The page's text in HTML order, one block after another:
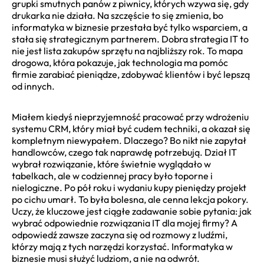
grupki smutnych panów z piwnicy, których wzywa się, gdy
drukarka nie działa. Na szczęście to się zmienia, bo
informatyka w biznesie przestała być tylko wsparciem, a
stała się strategicznym partnerem. Dobra strategia IT to
nie jest lista zakupów sprzętu na najbliższy rok. To mapa
drogowa, która pokazuje, jak technologia ma pomóc
firmie zarabiać pieniądze, zdobywać klientów i być lepszą
od innych.
Miałem kiedyś nieprzyjemność pracować przy wdrożeniu
systemu CRM, który miał być cudem techniki, a okazał się
kompletnym niewypałem. Dlaczego? Bo nikt nie zapytał
handlowców, czego tak naprawdę potrzebują. Dział IT
wybrał rozwiązanie, które świetnie wyglądało w
tabelkach, ale w codziennej pracy było toporne i
nielogiczne. Po pół roku i wydaniu kupy pieniędzy projekt
po cichu umarł. To była bolesna, ale cenna lekcja pokory.
Uczy, że kluczowe jest ciągłe zadawanie sobie pytania: jak
wybrać odpowiednie rozwiązania IT dla mojej firmy? A
odpowiedź zawsze zaczyna się od rozmowy z ludźmi,
którzy mają z tych narzędzi korzystać. Informatyka w
biznesie musi służyć ludziom, a nie na odwrót.